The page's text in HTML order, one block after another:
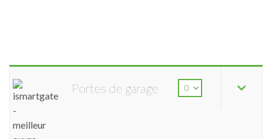
Portes de garage